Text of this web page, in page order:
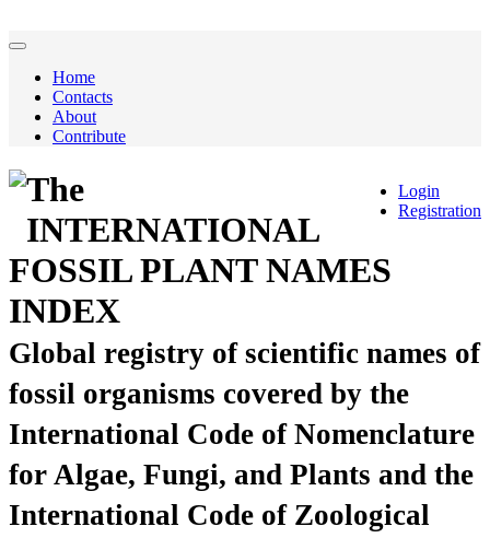
Home
Contacts
About
Contribute
Login
Registration
The
INTERNATIONAL
FOSSIL PLANT NAMES
INDEX
Global registry of scientific names of
fossil organisms covered by the
International Code of Nomenclature
for Algae, Fungi, and Plants and the
International Code of Zoological